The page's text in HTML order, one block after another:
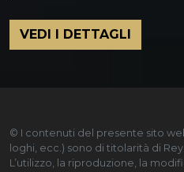
VEDI I DETTAGLI
© I contenuti del presente sito
loghi, ecc.) sono di titolarità di
L’utilizzo, la riproduzione, la